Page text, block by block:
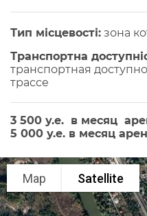
Тип місцевості: зона
Транспортна
транспортная
трассе
3 500 у.е. в месяц
5 000 у.е. в месяц
Map Satellite